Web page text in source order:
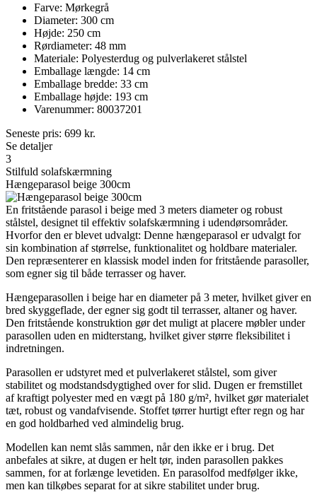
Farve: Mørkegrå
Diameter: 300 cm
Højde: 250 cm
Rørdiameter: 48 mm
Materiale: Polyesterdug og pulverlakeret stålstel
Emballage længde: 14 cm
Emballage bredde: 33 cm
Emballage højde: 193 cm
Varenummer: 80037201
Seneste pris: 699 kr.
Se detaljer
3
Stilfuld solafskærmning
Hængeparasol beige 300cm
En fritstående parasol i beige med 3 meters diameter og robust
stålstel, designet til effektiv solafskærmning i udendørsområder.
Hvorfor den er blevet udvalgt: Denne hængeparasol er udvalgt for
sin kombination af størrelse, funktionalitet og holdbare materialer.
Den repræsenterer en klassisk model inden for fritstående parasoller,
som egner sig til både terrasser og haver.
Hængeparasollen i beige har en diameter på 3 meter, hvilket giver en
bred skyggeflade, der egner sig godt til terrasser, altaner og haver.
Den fritstående konstruktion gør det muligt at placere møbler under
parasollen uden en midterstang, hvilket giver større fleksibilitet i
indretningen.
Parasollen er udstyret med et pulverlakeret stålstel, som giver
stabilitet og modstandsdygtighed over for slid. Dugen er fremstillet
af kraftigt polyester med en vægt på 180 g/m², hvilket gør materialet
tæt, robust og vandafvisende. Stoffet tørrer hurtigt efter regn og har
en god holdbarhed ved almindelig brug.
Modellen kan nemt slås sammen, når den ikke er i brug. Det
anbefales at sikre, at dugen er helt tør, inden parasollen pakkes
sammen, for at forlænge levetiden. En parasolfod medfølger ikke,
men kan tilkøbes separat for at sikre stabilitet under brug.